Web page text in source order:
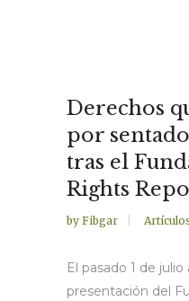
Derechos
por
tras el
Rights
by Fibgar
El pasado 1 de
presentación del